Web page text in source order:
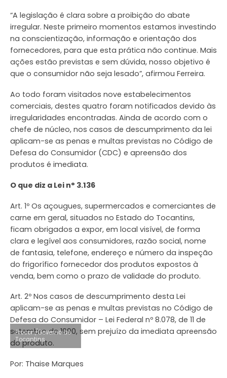
“A legislação é clara sobre a proibição do abate
irregular. Neste primeiro momentos estamos investindo
na conscientização, informação e orientação dos
fornecedores, para que esta prática não continue. Mais
ações estão previstas e sem dúvida, nosso objetivo é
que o consumidor não seja lesado”, afirmou Ferreira.
Ao todo foram visitados nove estabelecimentos
comerciais, destes quatro foram notificados devido às
irregularidades encontradas. Ainda de acordo com o
chefe de núcleo, nos casos de descumprimento da lei
aplicam-se as penas e multas previstas no Código de
Defesa do Consumidor (CDC) e apreensão dos
produtos é imediata.
O que diz a Lei n° 3.136
Art. 1º Os açougues, supermercados e comerciantes de
carne em geral, situados no Estado do Tocantins,
ficam obrigados a expor, em local visível, de forma
clara e legível aos consumidores, razão social, nome
de fantasia, telefone, endereço e número da inspeção
do frigorífico fornecedor dos produtos expostos à
venda, bem como o prazo de validade do produto.
Art. 2º Nos casos de descumprimento desta Lei
aplicam-se as penas e multas previstas no Código de
Defesa do Consumidor – Lei Federal nº 8.078, de 11 de
setembro de 1990, sem prejuízo da imediata apreensão
do produto.
Procon/Governo do
Tocantins
Por: Thaise Marques